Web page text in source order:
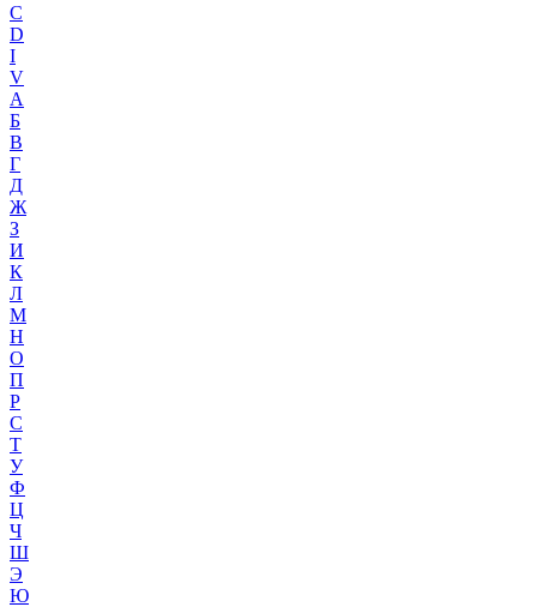
C
D
I
V
А
Б
В
Г
Д
Ж
З
И
К
Л
М
Н
О
П
Р
С
Т
У
Ф
Ц
Ч
Ш
Э
Ю